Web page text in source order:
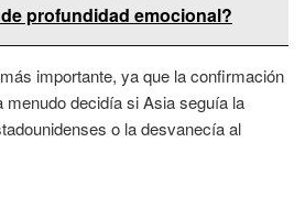
profundidad emocional?
importante, ya que la confirmación
decidía si Asia seguía la
o la desvanecía al